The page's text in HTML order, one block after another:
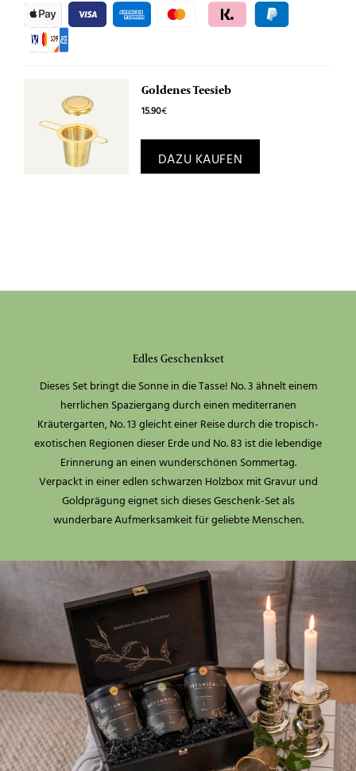
Goldenes Teesieb
15.90€
DAZU KAUFEN
Edles Geschenkset
Dieses Set bringt die Sonne in die Tasse! No. 3 ähnelt einem
herrlichen Spaziergang durch einen mediterranen
Kräutergarten, No. 13 gleicht einer Reise durch die tropisch-
exotischen Regionen dieser Erde und No. 83 ist die lebendige
Erinnerung an einen wunderschönen Sommertag.
Verpackt in einer edlen schwarzen Holzbox mit Gravur und
Goldprägung eignet sich dieses Geschenk-Set als
wunderbare Aufmerksamkeit für geliebte Menschen.